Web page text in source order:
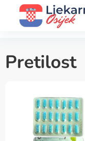
Pretilost